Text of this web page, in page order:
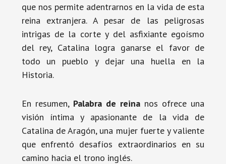
que nos permite adentrarnos en la vida de esta
reina extranjera. A pesar de las peligrosas
intrigas de la corte y del asfixiante egoísmo
del rey, Catalina logra ganarse el favor de
todo un pueblo y dejar una huella en la
Historia.
En resumen, Palabra de reina nos ofrece una
visión íntima y apasionante de la vida de
Catalina de Aragón, una mujer fuerte y valiente
que enfrentó desafíos extraordinarios en su
camino hacia el trono inglés.